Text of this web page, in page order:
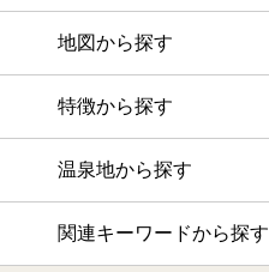
地図から探す
特徴から探す
温泉地から探す
関連キーワードから探す